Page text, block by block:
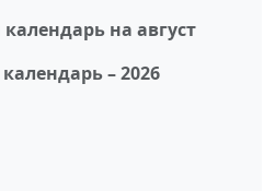
на август
– 2026